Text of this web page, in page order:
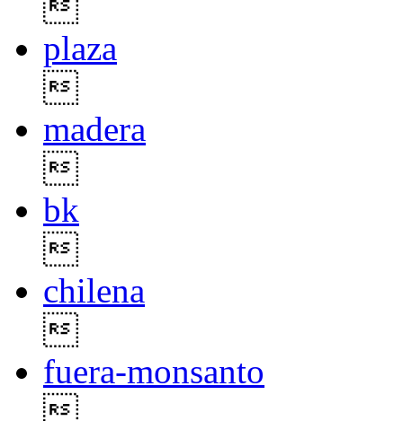
plaza
madera
bk
chilena
fuera-monsanto